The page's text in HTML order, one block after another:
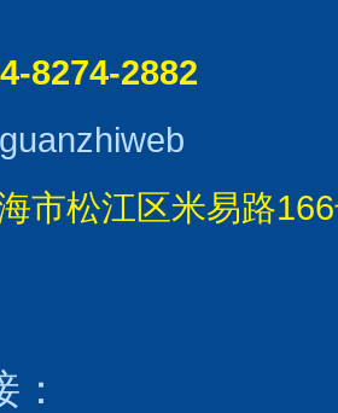
8274-2882
市松江区米易路